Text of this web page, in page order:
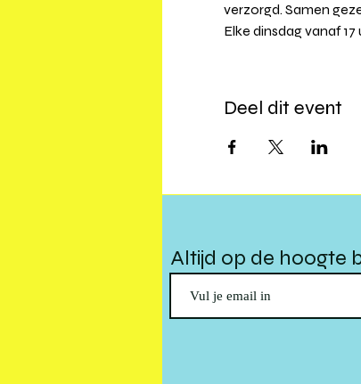
verzorgd. Samen
Elke dinsdag vanaf
Deel dit event
Altijd op de hoogte